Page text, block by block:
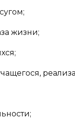
жизни;